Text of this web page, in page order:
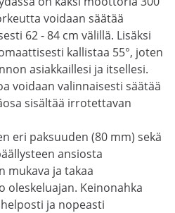
voidaan säätää
62 - 84 cm välillä. Lisäksi
kallistaa 55°, joten
asiakkaillesi ja itsellesi.
voidaan valinnaisesti säätää
sisältää irrotettavan
eri paksuuden (80 mm) sekä
ansiosta
mukava ja takaa
oleskeluajan. Keinonahka
ja nopeasti